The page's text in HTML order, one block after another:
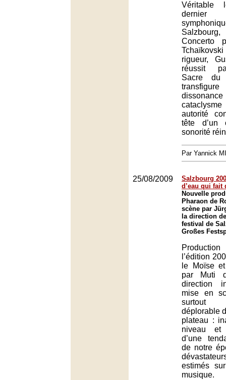
Véritable
dernier
Concerto
rigueur,
réussit
Sacre du
autorité
tête d’un
sonorité
Par Yannick
25/08/2009
Salzbourg
d’eau qui fait
Nouvelle
Pharaon de
scène par
la direction
festival de
Großes
l’édition
le Moïse
par Muti
direction
mise en
surtout
déplorable
plateau :
niveau et
d’une
de notre
estimés
musique.